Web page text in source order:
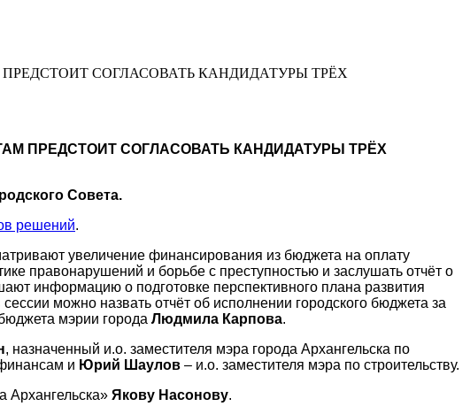
СОГЛАСОВАТЬ КАНДИДАТУРЫ ТРЁХ
ПРЕДСТОИТ СОГЛАСОВАТЬ КАНДИДАТУРЫ ТРЁХ
Совета.
решений.
увеличение финансирования из бюджета на оплату
правонарушений и борьбе с преступностью и заслушать отчёт о
информацию о подготовке перспективного плана развития
можно назвать отчёт об исполнении городского бюджета за
мэрии города Людмила Карпова.
, назначенный и.о. заместителя мэра города Архангельска по
и Юрий Шаулов – и.о. заместителя мэра по строительству.
Архангельска» Якову Насонову.